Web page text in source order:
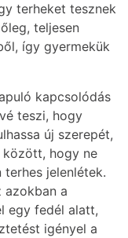
terheket tesznek
teljesen
így gyermekük
kapcsolódás
teszi, hogy
új szerepét,
hogy ne
jelenlétek.
azokban a
egy fedél alatt,
igényel a